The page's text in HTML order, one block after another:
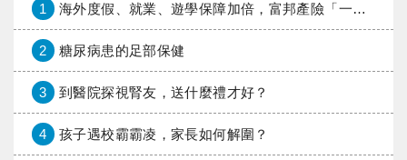
1 海外度假、就業、遊學保障加倍，富邦產險「一期逐夢」專案加碼遠距醫療與緊急救援
2 糖尿病患的足部保健
3 到醫院探視腎友，送什麼禮才好？
4 孩子遇校霸霸凌，家長如何解圍？